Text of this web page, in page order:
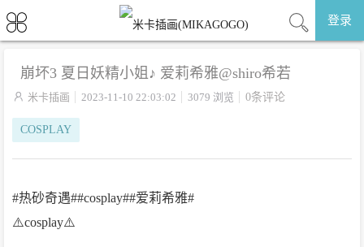
登录
崩坏3 夏日妖精小姐♪ 爱莉希雅@shiro希若
 米卡插画 2023-11-10 22:03:02 3079 浏览 0条评论
COSPLAY
#热砂奇遇##cosplay##爱莉希雅#
⚠️cosplay⚠️